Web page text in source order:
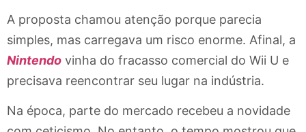
A proposta chamou atenção porque parecia
simples, mas carregava um risco enorme. Afinal, a
Nintendo vinha do fracasso comercial do Wii U e
precisava reencontrar seu lugar na indústria.
Na época, parte do mercado recebeu a novidade